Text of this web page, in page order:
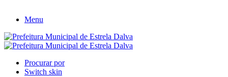
Menu
Procurar por
Switch skin